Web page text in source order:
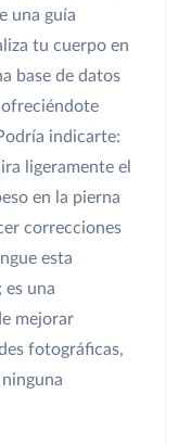
una guía
tu cuerpo en
base de datos
ofreciéndote
indicarte:
ligeramente el
en la pierna
correcciones
esta
una
mejorar
fotográficas,